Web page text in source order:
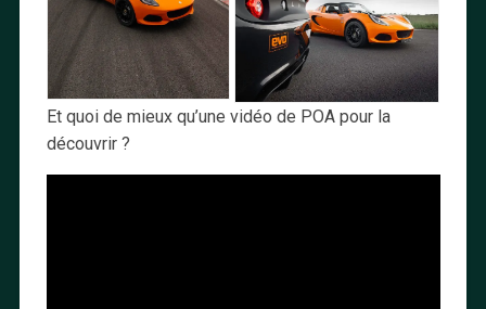
Et quoi de mieux qu’une vidéo de POA pour la
découvrir ?